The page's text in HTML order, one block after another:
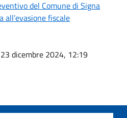
del Comune di Signa
fiscale
dicembre 2024, 12:19